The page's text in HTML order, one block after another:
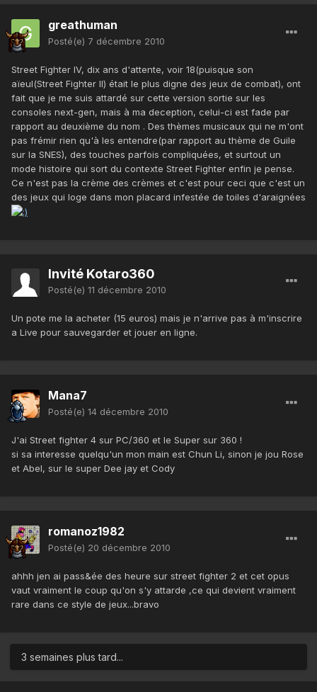
greathuman
Posté(e) 7 décembre 2010
Street Fighter IV, dix ans d'attente, voir 18(puisque son
aïeul(Street Fighter II) était le plus digne des jeux de combat), ont
fait que je me suis attardé sur cette version sortie sur les
consoles next-gen, mais à ma deception, celui-ci est fade par
rapport au deuxième du nom . Des thèmes musicaux qui ne m'ont
pas frémir rien qu'à les entendre(par rapport au thème de Guile
sur la SNES), des touches parfois compliquées, et surtout un
mode histoire qui sort du contexte Street Fighter enfin je pense.
Ce n'est pas la crème des crèmes et c'est pour ceci que c'est un
des jeux qui loge dans mon placard infestée de toiles d'araignées
Invité Kotaro360
Posté(e) 11 décembre 2010
Un pote me la acheter (15 euros) mais je n'arrive pas à m'inscrire
a Live pour sauvegarder et jouer en ligne.
Mana7
Posté(e) 14 décembre 2010
J'ai Street fighter 4 sur PC/360 et le Super sur 360 !
si sa interesse quelqu'un mon main est Chun Li, sinon je jou Rose
et Abel, sur le super Dee jay et Cody
romanoz1982
Posté(e) 20 décembre 2010
ahhh jen ai pass&ée des heure sur street fighter 2 et cet opus
vaut vraiment le coup qu'on s'y attarde ,ce qui devient vraiment
rare dans ce style de jeux...bravo
3 semaines plus tard...